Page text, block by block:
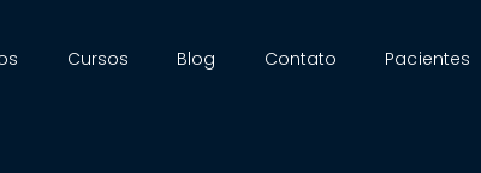
Cursos Blog Contato Pacientes